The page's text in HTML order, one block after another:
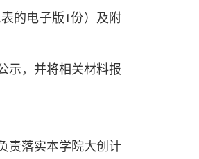
的电子版1份）及附
示，并将相关材料报
责落实本学院大创计